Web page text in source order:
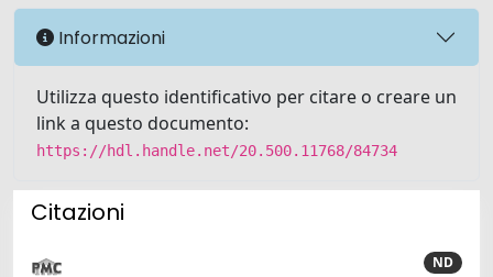
Informazioni
Utilizza questo identificativo per citare o creare un
link a questo documento:
https://hdl.handle.net/20.500.11768/84734
Citazioni
ND